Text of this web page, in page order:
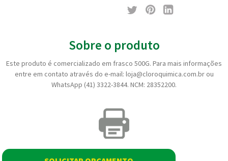
Sobre o produto
Este produto é comercializado em frasco 500G. Para mais informações
entre em contato através do e-mail: loja@cloroquimica.com.br ou
WhatsApp (41) 3322-3844. NCM: 28352200.